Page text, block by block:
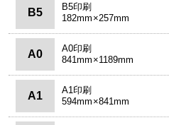
B5
B5印刷
182mm×257mm
A0
A0印刷
841mm×1189mm
A1
A1印刷
594mm×841mm